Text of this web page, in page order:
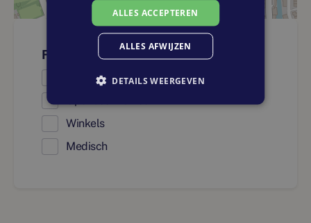
Faciliteiten
Onderwijs
Winkels
Medisch
ALLES ACCEPTEREN
ALLES AFWIJZEN
DETAILS WEERGEVEN